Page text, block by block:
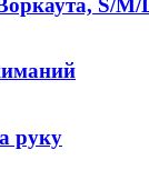
S/
руку